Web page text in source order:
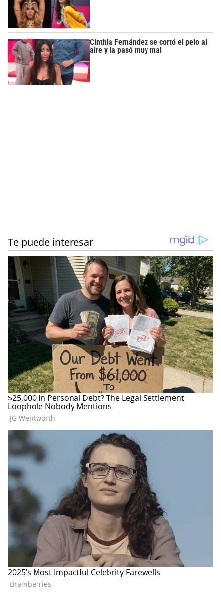
Cinthia Fernández se cortó el pelo al
aire y la pasó muy mal